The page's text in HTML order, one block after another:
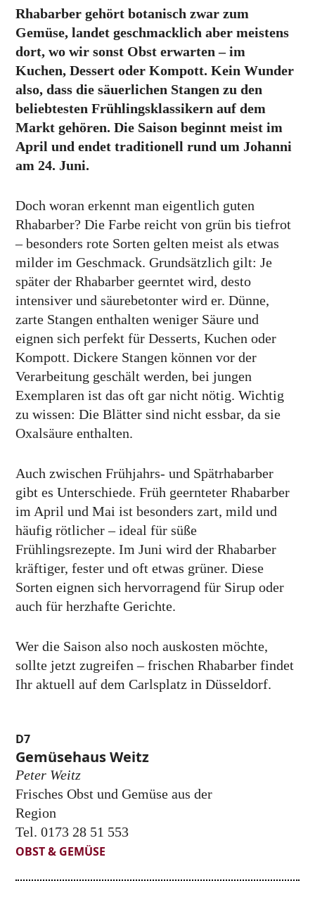
Rhabarber gehört botanisch zwar zum
Gemüse, landet geschmacklich aber meistens
dort, wo wir sonst Obst erwarten – im
Kuchen, Dessert oder Kompott. Kein Wunder
also, dass die säuerlichen Stangen zu den
beliebtesten Frühlingsklassikern auf dem
Markt gehören. Die Saison beginnt meist im
April und endet traditionell rund um Johanni
am 24. Juni.
Doch woran erkennt man eigentlich guten
Rhabarber? Die Farbe reicht von grün bis tiefrot
– besonders rote Sorten gelten meist als etwas
milder im Geschmack. Grundsätzlich gilt: Je
später der Rhabarber geerntet wird, desto
intensiver und säurebetonter wird er. Dünne,
zarte Stangen enthalten weniger Säure und
eignen sich perfekt für Desserts, Kuchen oder
Kompott. Dickere Stangen können vor der
Verarbeitung geschält werden, bei jungen
Exemplaren ist das oft gar nicht nötig. Wichtig
zu wissen: Die Blätter sind nicht essbar, da sie
Oxalsäure enthalten.
Auch zwischen Frühjahrs- und Spätrhabarber
gibt es Unterschiede. Früh geernteter Rhabarber
im April und Mai ist besonders zart, mild und
häufig rötlicher – ideal für süße
Frühlingsrezepte. Im Juni wird der Rhabarber
kräftiger, fester und oft etwas grüner. Diese
Sorten eignen sich hervorragend für Sirup oder
auch für herzhafte Gerichte.
Wer die Saison also noch auskosten möchte,
sollte jetzt zugreifen – frischen Rhabarber findet
Ihr aktuell auf dem Carlsplatz in Düsseldorf.
D7
Gemüsehaus Weitz
Peter Weitz
Frisches Obst und Gemüse aus der
Region
Tel. 0173 28 51 553
OBST & GEMÜSE